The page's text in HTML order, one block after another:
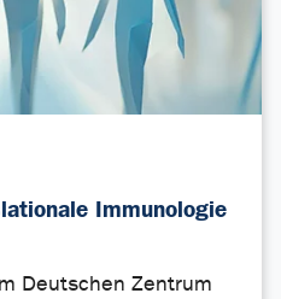
Immunologie
Deutschen Zentrum